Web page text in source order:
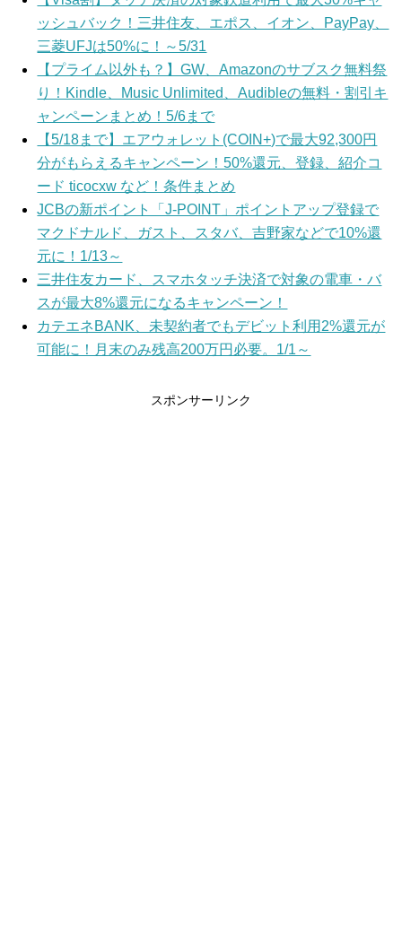
ッシュバック！三井住友、エポス、イオン、PayPay、
三菱UFJは50%に！～5/31
【プライム以外も？】GW、Amazonのサブスク無料祭
り！Kindle、Music Unlimited、Audibleの無料・割引キ
ャンペーンまとめ！5/6まで
【5/18まで】エアウォレット(COIN+)で最大92,300円
分がもらえるキャンペーン！50%還元、登録、紹介コ
ード ticocxw など！条件まとめ
JCBの新ポイント「J-POINT」ポイントアップ登録で
マクドナルド、ガスト、スタバ、吉野家などで10%還
元に！1/13～
三井住友カード、スマホタッチ決済で対象の電車・バ
スが最大8%還元になるキャンペーン！
カテエネBANK、未契約者でもデビット利用2%還元が
可能に！月末のみ残高200万円必要。1/1～
スポンサーリンク